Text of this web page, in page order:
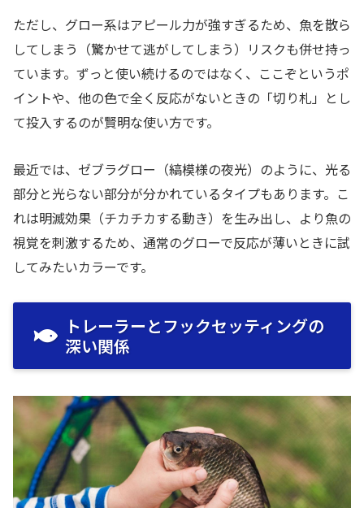
ただし、グロー系はアピール力が強すぎるため、魚を散ら
してしまう（驚かせて逃がしてしまう）リスクも併せ持っ
ています。ずっと使い続けるのではなく、ここぞというポ
イントや、他の色で全く反応がないときの「切り札」とし
て投入するのが賢明な使い方です。
最近では、ゼブラグロー（縞模様の夜光）のように、光る
部分と光らない部分が分かれているタイプもあります。こ
れは明滅効果（チカチカする動き）を生み出し、より魚の
視覚を刺激するため、通常のグローで反応が薄いときに試
してみたいカラーです。
トレーラーとフックセッティングの
深い関係